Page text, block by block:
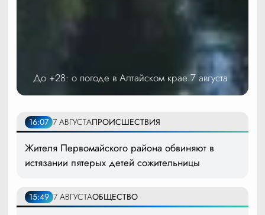
До +28: о погоде в Алтайском крае 7 августа
16:07 7 АВГУСТАПРОИСШЕСТВИЯ
Жителя Первомайского района обвиняют в
истязании пятерых детей сожительницы
15:49 7 АВГУСТАОБЩЕСТВО